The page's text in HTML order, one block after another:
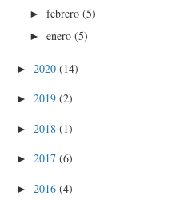
►febrero(5)
►enero(5)
► 2020 (14)
► 2019 (2)
► 2018 (1)
► 2017 (6)
► 2016 (4)